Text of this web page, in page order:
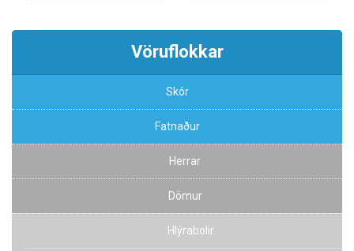
Vöruflokkar
Skór
Fatnaður
Herrar
Dömur
Hlýrabolir